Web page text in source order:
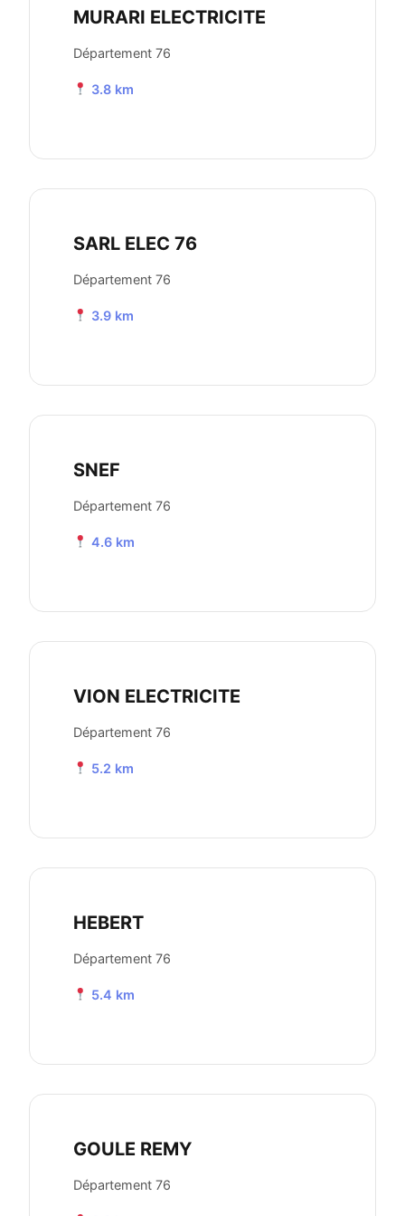
MURARI ELECTRICITE
Département 76
3.8 km
SARL ELEC 76
Département 76
3.9 km
SNEF
Département 76
4.6 km
VION ELECTRICITE
Département 76
5.2 km
HEBERT
Département 76
5.4 km
GOULE REMY
Département 76